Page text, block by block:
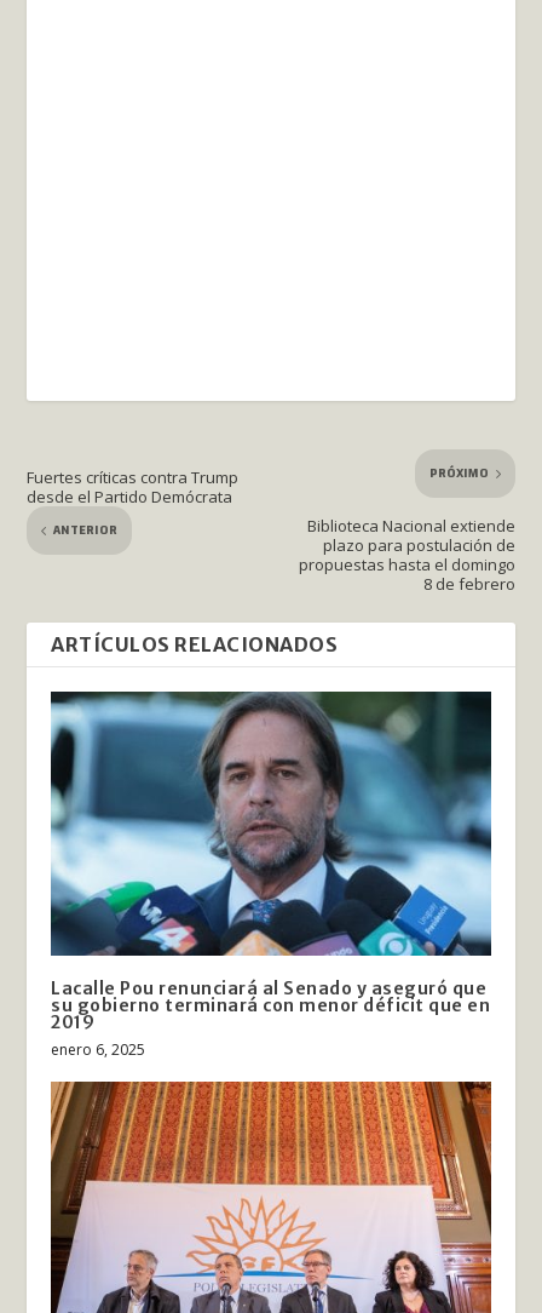
Fuertes críticas contra Trump
desde el Partido Demócrata
ANTERIOR
PRÓXIMO
Biblioteca Nacional extiende
plazo para postulación de
propuestas hasta el domingo
8 de febrero
ARTÍCULOS RELACIONADOS
Lacalle Pou renunciará al Senado y aseguró que
su gobierno terminará con menor déficit que en
2019
enero 6, 2025